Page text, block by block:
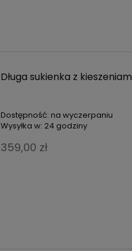
Długa sukienka z
Dostępność: na wyczerpaniu
Wysyłka w: 24 godziny
359,00 zł